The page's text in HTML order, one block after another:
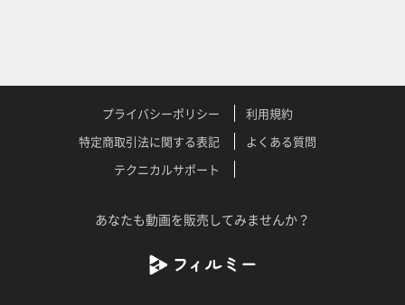
プライバシーポリシー
利用規約
特定商取引法に関する表記
よくある質問
テクニカルサポート
あなたも動画を販売してみませんか？